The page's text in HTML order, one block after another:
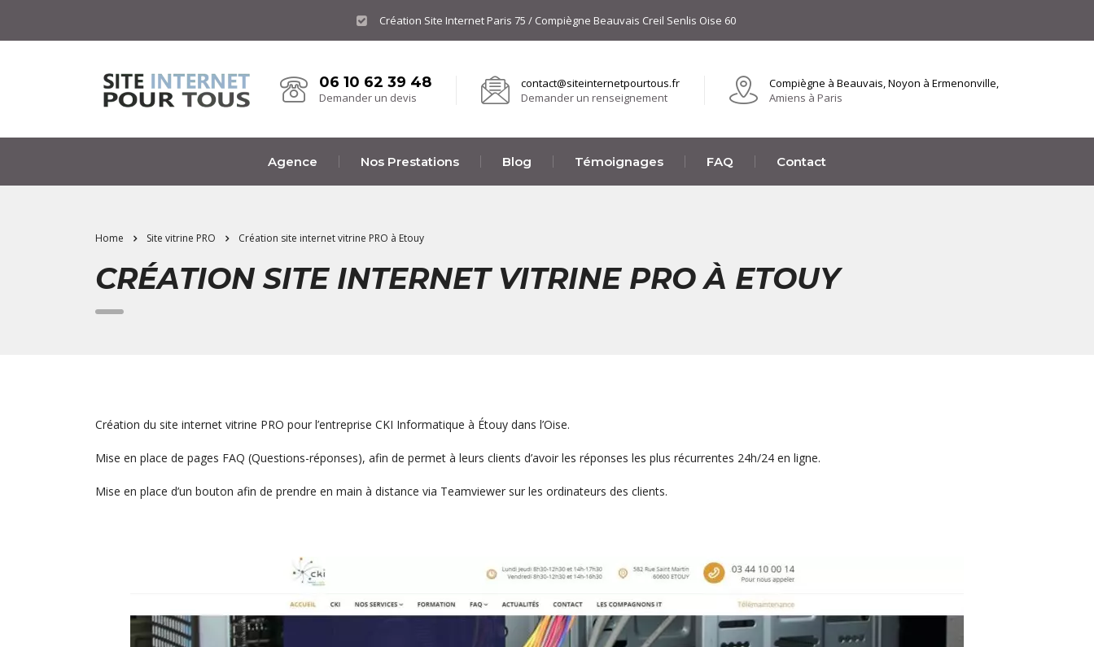
Création Site Internet Paris 75 / Compiègne Beauvais Creil Senlis Oise 60
06 10 62 39 48
Demander un devis
contact@siteinternetpourtous.fr
Demander un renseignement
Compiègne à Beauvais, Noyon à Ermenonville,
Amiens à Paris
Agence Nos Prestations Blog Témoignages FAQ Contact
Home Site vitrine PRO Création site internet vitrine PRO à Etouy
CRÉATION SITE INTERNET VITRINE PRO À ETOUY
Création du site internet vitrine PRO pour l’entreprise CKI Informatique à Étouy dans l’Oise.
Mise en place de pages FAQ (Questions-réponses), afin de permet à leurs clients d’avoir les réponses les plus récurrentes 24h/24 en ligne.
Mise en place d’un bouton afin de prendre en main à distance via Teamviewer sur les ordinateurs des clients.